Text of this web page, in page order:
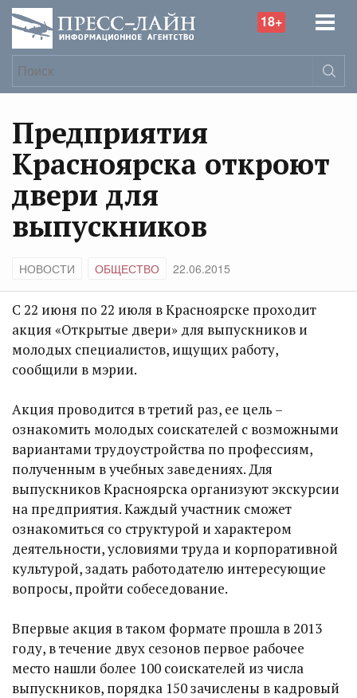
18+
Предприятия
Красноярска откроют
двери для
выпускников
НОВОСТИ ОБЩЕСТВО 22.06.2015
С 22 июня по 22 июля в Красноярске проходит
акция «Открытые двери» для выпускников и
молодых специалистов, ищущих работу,
сообщили в мэрии.
Акция проводится в третий раз, ее цель –
ознакомить молодых соискателей с возможными
вариантами трудоустройства по профессиям,
полученным в учебных заведениях. Для
выпускников Красноярска организуют экскурсии
на предприятия. Каждый участник сможет
ознакомиться со структурой и характером
деятельности, условиями труда и корпоративной
культурой, задать работодателю интересующие
вопросы, пройти собеседование.
Впервые акция в таком формате прошла в 2013
году, в течение двух сезонов первое рабочее
место нашли более 100 соискателей из числа
выпускников, порядка 150 зачислены в кадровый